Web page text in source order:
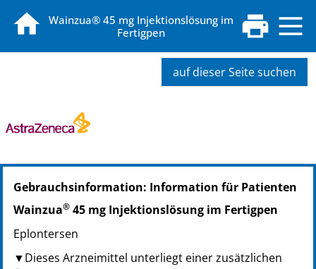
Wainzua® 45 mg Injektionslösung im
Fertigpen
auf dieser Seite suchen
PZN: 19462737
PPN: 111946273731
PZN: 19462720
Gebrauchsinformation: Information für Patienten
Wainzua® 45 mg Injektionslösung im Fertigpen
Eplontersen
▼Dieses Arzneimittel unterliegt einer zusätzlichen